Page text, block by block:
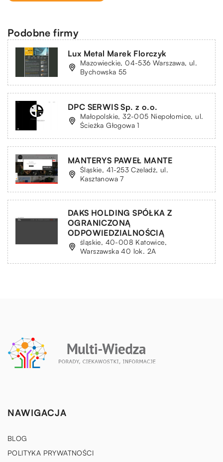
Podobne firmy
Lux Metal Marek Florczyk
Mazowieckie, 04-536 Warszawa, ul.
Bychowska 55
DPC SERWIS Sp. z o.o.
Małopolskie, 32-005 Niepołomice, ul.
Ścieżka Głogowa 1
MANTERYS PAWEŁ MANTE
Śląskie, 41-253 Czeladź, ul.
Kasztanowa 7
DAKS HOLDING SPÓŁKA Z
OGRANICZONĄ
ODPOWIEDZIALNOŚCIĄ
śląskie, 40-008 Katowice,
Warszawska 40 lok. 2A
NAWIGACJA
BLOG
POLITYKA PRYWATNOŚCI